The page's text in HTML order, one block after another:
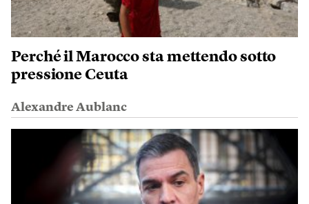
Perché il Marocco sta mettendo sotto
pressione Ceuta
Alexandre Aublanc